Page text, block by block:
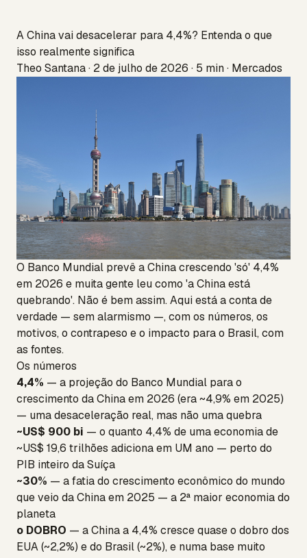
A China vai desacelerar para 4,4%? Entenda o que
isso realmente significa
Theo Santana · 2 de julho de 2026 · 5 min · Mercados
O Banco Mundial prevê a China crescendo 'só' 4,4%
em 2026 e muita gente leu como 'a China está
quebrando'. Não é bem assim. Aqui está a conta de
verdade — sem alarmismo —, com os números, os
motivos, o contrapeso e o impacto para o Brasil, com
as fontes.
Os números
4,4% — a projeção do Banco Mundial para o
crescimento da China em 2026 (era ~4,9% em 2025)
— uma desaceleração real, mas não uma quebra
~US$ 900 bi — o quanto 4,4% de uma economia de
~US$ 19,6 trilhões adiciona em UM ano — perto do
PIB inteiro da Suíça
~30% — a fatia do crescimento econômico do mundo
que veio da China em 2025 — a 2ª maior economia do
planeta
o DOBRO — a China a 4,4% cresce quase o dobro dos
EUA (~2,2%) e do Brasil (~2%), e numa base muito